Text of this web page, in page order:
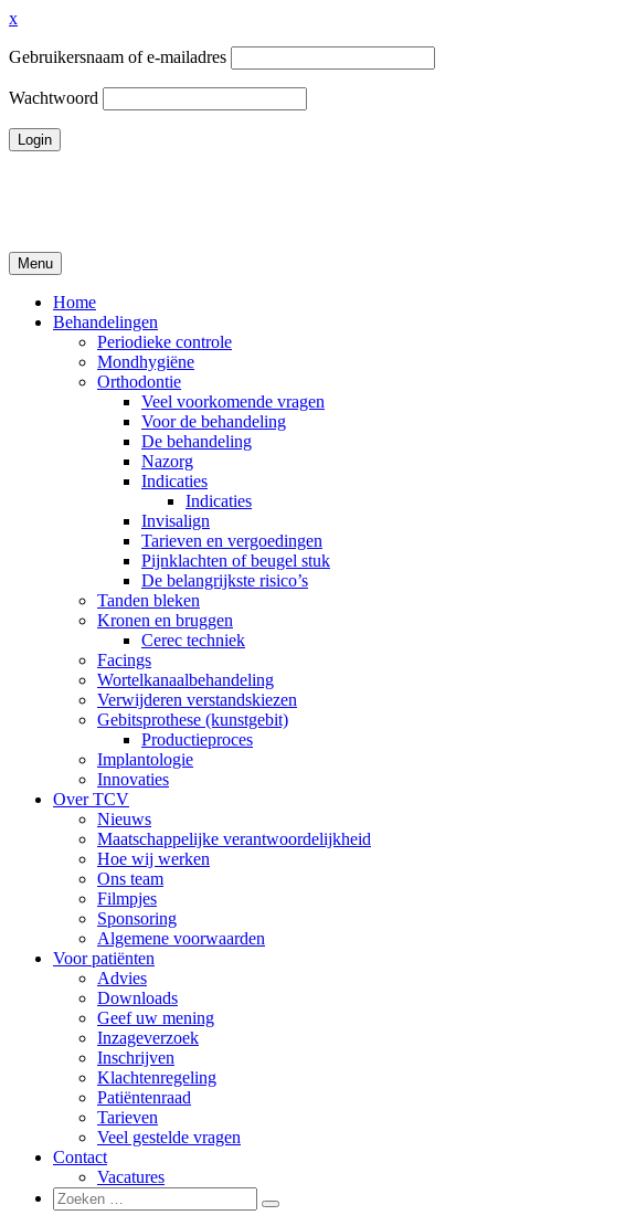
x
Gebruikersnaam of e-mailadres
Wachtwoord
Tandheelkundigcentrum Volendam
Menu
Home
Behandelingen
Periodieke controle
Mondhygiëne
Orthodontie
Veel voorkomende vragen
Voor de behandeling
De behandeling
Nazorg
Indicaties
Indicaties
Invisalign
Tarieven en vergoedingen
Pijnklachten of beugel stuk
De belangrijkste risico’s
Tanden bleken
Kronen en bruggen
Cerec techniek
Facings
Wortelkanaalbehandeling
Verwijderen verstandskiezen
Gebitsprothese (kunstgebit)
Productieproces
Implantologie
Innovaties
Over TCV
Nieuws
Maatschappelijke verantwoordelijkheid
Hoe wij werken
Ons team
Filmpjes
Sponsoring
Algemene voorwaarden
Voor patiënten
Advies
Downloads
Geef uw mening
Inzageverzoek
Inschrijven
Klachtenregeling
Patiëntenraad
Tarieven
Veel gestelde vragen
Contact
Vacatures
Zoeken
naar:
Zoeken